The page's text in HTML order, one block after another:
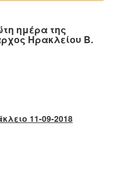
ημέρα της
Ηρακλείου Β.
11-09-2018